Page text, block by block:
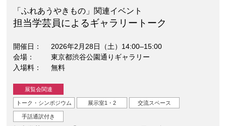
「ふれあうやきもの」関連イベント
担当学芸員によるギャラリートーク
開催日
2026年2月28日（土）14:00–15:00
会場
東京都渋谷公園通りギャラリー
入場料
無料
展覧会関連
トーク・シンポジウム 展示室1・2 交流スペース
手話通訳付き